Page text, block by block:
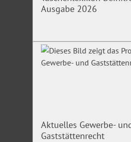
Ausgabe 2026
Aktuelles Gewerbe-
Gaststättenrecht